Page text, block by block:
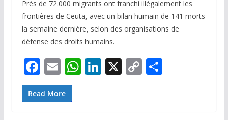
Près de 72.000 migrants ont franchi illégalement les
frontières de Ceuta, avec un bilan humain de 141 morts
la semaine dernière, selon des organisations de
défense des droits humains.
F
ac
e
E
m
ai
W Li X C P
Read More